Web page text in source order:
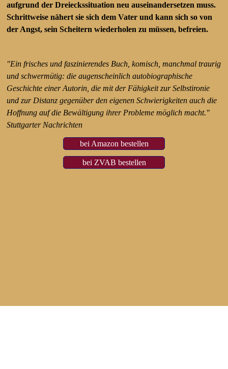
aufgrund der Dreieckssituation neu auseinandersetzen muss.
Schrittweise nähert sie sich dem Vater und kann sich so von
der Angst, sein Scheitern wiederholen zu müssen, befreien.
"Ein frisches und faszinierendes Buch, komisch, manchmal traurig
und schwermütig: die augenscheinlich autobiographische
Geschichte einer Autorin, die mit der Fähigkeit zur Selbstironie
und zur Distanz gegenüber den eigenen Schwierigkeiten auch die
Hoffnung auf die Bewältigung ihrer Probleme möglich macht."
Stuttgarter Nachrichten
bei Amazon bestellen
bei ZVAB bestellen